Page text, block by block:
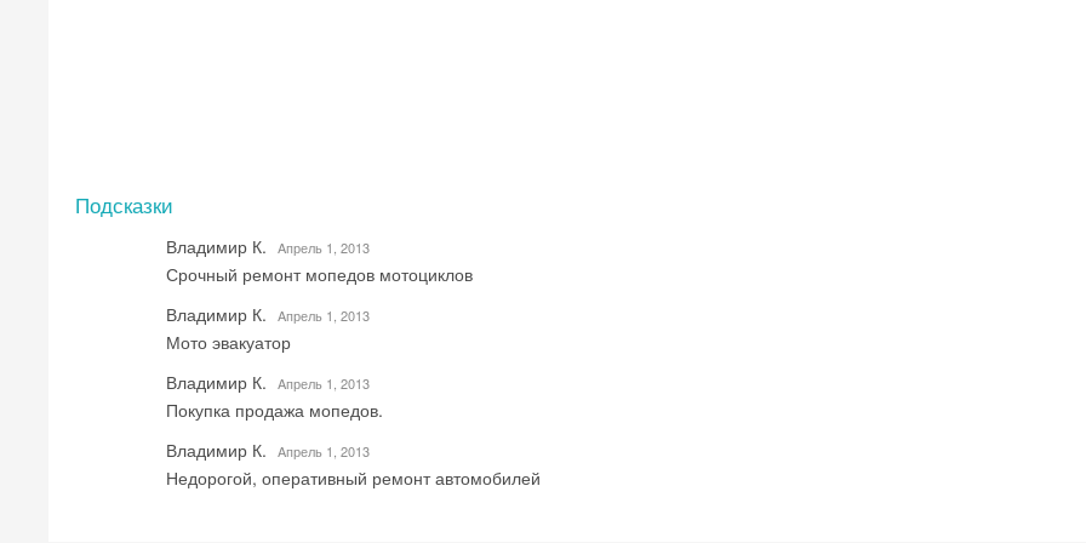
Подсказки
Владимир К. Aпрель 1, 2013
Срочный ремонт мопедов мотоциклов
Владимир К.
Aпрель 1, 2013
Мото эвакуатор
Владимир К.
Aпрель 1, 2013
Покупка продажа мопедов.
Владимир К.
Aпрель 1, 2013
Недорогой, оперативный ремонт автомобилей